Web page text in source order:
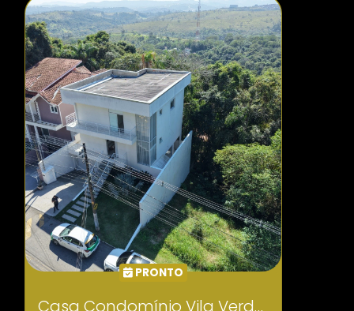
PRONTO
Casa Condomínio Vila Verde Porteira Fechada Estuda Permuta COD628